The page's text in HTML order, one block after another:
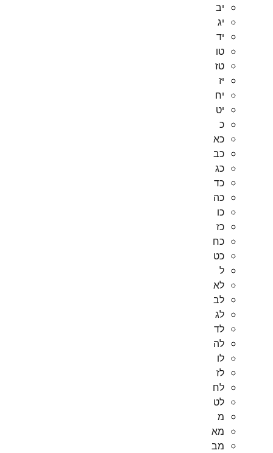
יב
יג
יד
טו
טז
יז
יח
יט
כ
כא
כב
כג
כד
כה
כו
כז
כח
כט
ל
לא
לב
לג
לד
לה
לו
לז
לח
לט
מ
מא
מב